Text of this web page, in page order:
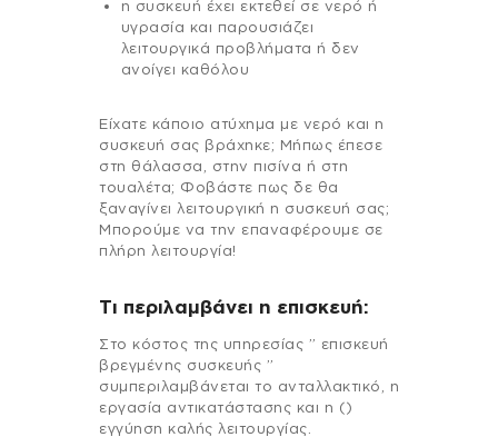
η συσκευή έχει εκτεθεί σε νερό ή
υγρασία και παρουσιάζει
λειτουργικά προβλήματα ή δεν
ανοίγει καθόλου
Είχατε κάποιο ατύχημα με νερό και η
συσκευή σας βράχηκε; Μήπως έπεσε
στη θάλασσα, στην πισίνα ή στη
τουαλέτα; Φοβάστε πως δε θα
ξαναγίνει λειτουργική η συσκευή σας;
Μπορούμε να την επαναφέρουμε σε
πλήρη λειτουργία!
Τι περιλαμβάνει η επισκευή:
Στo κόστος της υπηρεσίας ” επισκευή
βρεγμένης συσκευής ”
συμπεριλαμβάνεται το ανταλλακτικό, η
εργασία αντικατάστασης και η ()
εγγύηση καλής λειτουργίας.